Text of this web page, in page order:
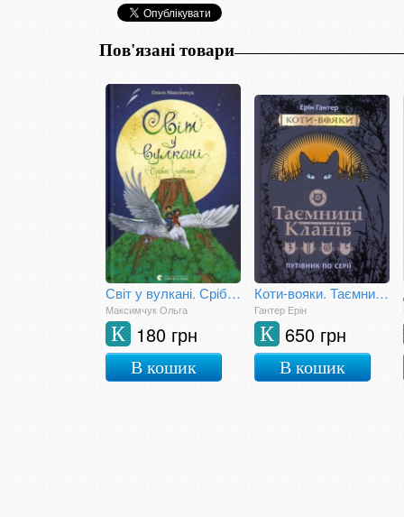
Пов'язані товари
Світ у вулкані. Срібний і червоний
Максимчук Ольга
180 грн
К
В кошик
Коти-вояки. Таємниці кланів. Путівник по серії
Гантер Ерін
650 грн
К
В кошик